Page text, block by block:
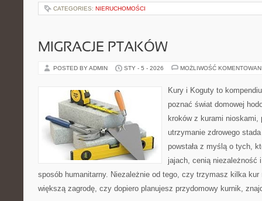
CATEGORIES: NIERUCHOMOŚCI
MIGRACJE PTAKÓW
POSTED BY ADMIN STY - 5 - 2026 MOŻLIWOŚĆ
Kury i Koguty to
poznać świat domowej
kroków z kurami
utrzymanie zdrowego
powstała z myślą o tych,
jajach, cenią niezależność
sposób humanitarny. Niezależnie od tego, czy trzymasz kilka kur
większą zagrodę, czy dopiero planujesz przydomowy kurnik,